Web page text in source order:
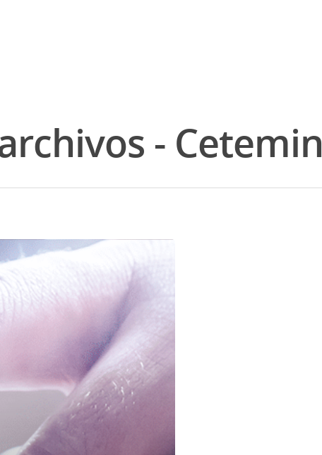
- Cetemin